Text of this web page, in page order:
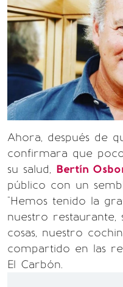
Ahora, después de
confirmara que
su salud, Bertín
público con un
"Hemos tenido la
nuestro
cosas, nuestro
compartido en las
El Carbón.